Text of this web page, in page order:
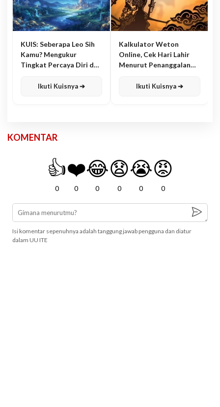
KUIS: Seberapa Leo Sih
Kamu? Mengukur
Tingkat Percaya Diri dan
Ikuti Kuisnya ➔
Kalkulator Weton
Online, Cek Hari Lahir
Menurut Penanggalan
Ikuti Kuisnya ➔
KOMENTAR
👍
0
❤️
0
😂
0
😧
0
😭
0
😡
0
Isi komentar sepenuhnya adalah tanggung jawab pengguna dan diatur
dalam UU ITE